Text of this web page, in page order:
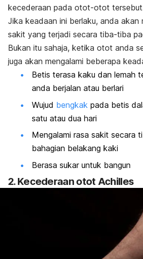
kecederaan pada otot-otot
Jika keadaan ini berlaku, anda akan
sakit yang terjadi secara tiba-tiba
Bukan itu sahaja, ketika otot anda
juga akan mengalami beberapa
Betis terasa kaku dan lemah
anda berjalan atau berlari
Wujud bengkak pada betis
satu atau dua hari
Mengalami rasa sakit secara
bahagian belakang kaki
Berasa sukar untuk bangun
2. Kecederaan otot Achilles